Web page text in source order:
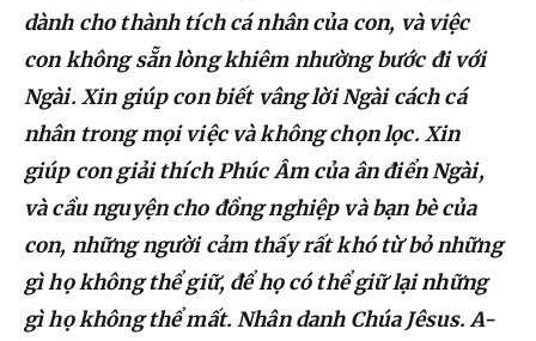
dành cho thành tích cá nhân của con, và việc
con không sẵn lòng khiêm nhường bước đi với
Ngài. Xin giúp con biết vâng lời Ngài cách cá
nhân trong mọi việc và không chọn lọc. Xin
giúp con giải thích Phúc Âm của ân điển Ngài,
và cầu nguyện cho đồng nghiệp và bạn bè của
con, những người cảm thấy rất khó từ bỏ những
gì họ không thể giữ, để họ có thể giữ lại những
gì họ không thể mất. Nhân danh Chúa Jêsus. A-